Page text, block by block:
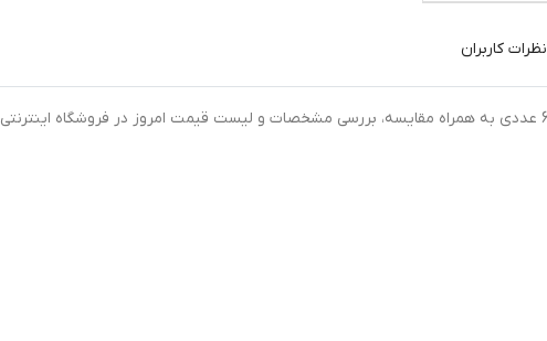
نظرات کاربران
خرید اینترنتی کپسول دی ویژل 2000 دانا بسته 60 عددی به همراه مقایسه، بررسی مشخصات و لیست قیمت امروز در فروشگاه اینترنتی